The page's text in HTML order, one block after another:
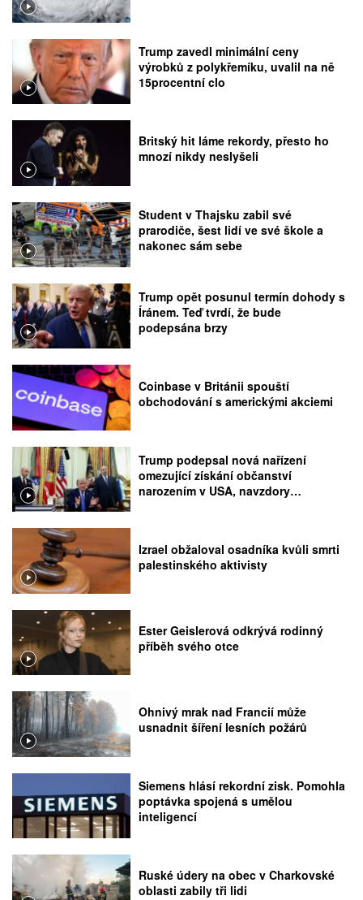
Trump zavedl minimální ceny
výrobků z polykřemíku, uvalil na ně
15procentní clo
Britský hit láme rekordy, přesto ho
mnozí nikdy neslyšeli
Student v Thajsku zabil své
prarodiče, šest lidí ve své škole a
nakonec sám sebe
Trump opět posunul termín dohody s
Íránem. Teď tvrdí, že bude
podepsána brzy
Coinbase v Británii spouští
obchodování s americkými akciemi
Trump podepsal nová nařízení
omezující získání občanství
narozením v USA, navzdory
Izrael obžaloval osadníka kvůli smrti
palestinského aktivisty
Ester Geislerová odkrývá rodinný
příběh svého otce
Ohnivý mrak nad Francií může
usnadnit šíření lesních požárů
Siemens hlásí rekordní zisk. Pomohla
poptávka spojená s umělou
inteligencí
Ruské údery na obec v Charkovské
oblasti zabily tři lidi